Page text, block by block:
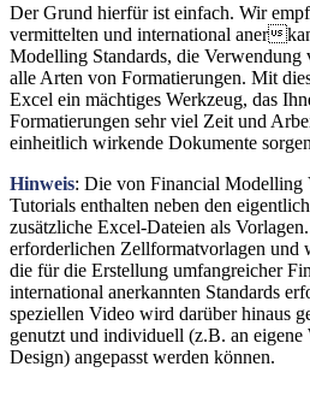
Der Grund hierfür ist einfach. Wir
vermittelten und international aner
Modelling Standards, die
alle Arten von Formatierungen. Mit
Excel ein mächtiges Werkzeug, das
Formatierungen sehr viel Zeit und
einheitlich wirkende Dokumente
Hinweis: Die von Financial Modelling
Tutorials enthalten neben den
zusätzliche Excel-Dateien als
erforderlichen Zellformatvorlagen und
die für die Erstellung umfangreicher
international anerkannten Standards
speziellen Video wird darüber hinaus
genutzt und individuell (z.B. an eigene
Design) angepasst werden können.